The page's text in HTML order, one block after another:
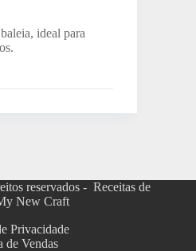
ideal para
reservados - Receitas de
New Craft
Privacidade
de Vendas